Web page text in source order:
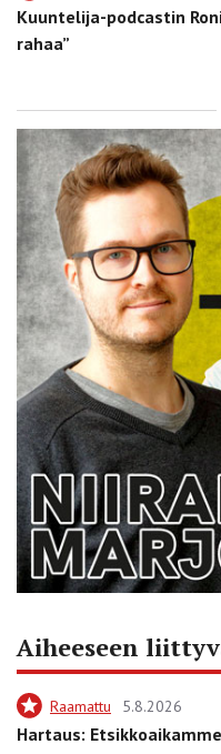
Kuuntelija-podcastin
rahaa”
Aiheeseen
Raamattu 5.8.2026
Hartaus: Etsikkoaikamme